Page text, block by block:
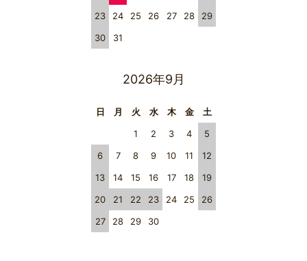
23
24 25 26 27 28
29
30
31
2026年9月
日 月 火 水 木 金
土
1
2 3 4
5
6
7 8 9 10 11
12
13
14 15 16 17 18
19
20
21 22 23 24 25
26
27
28 29 30